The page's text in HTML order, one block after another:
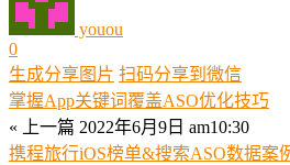
youou
0
生成分享图片 扫码分享到微信
掌握App关键词覆盖ASO优化技巧
« 上一篇 2022年6月9日 am10:30
携程旅行iOS榜单&搜索ASO数据案